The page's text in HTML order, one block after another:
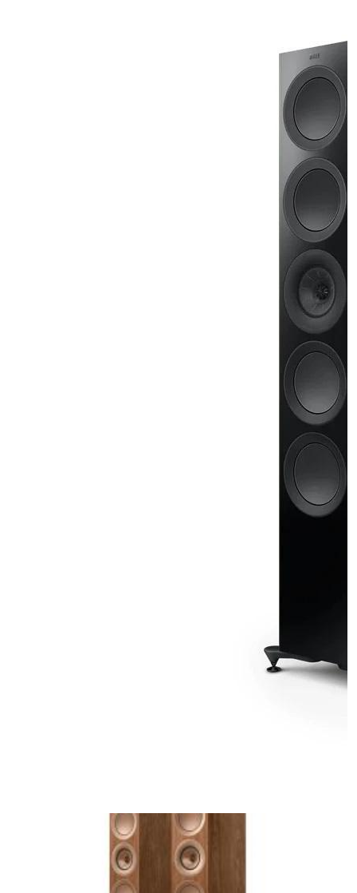
KEF R11 META BLACK GLOSS
напольная акустическая система